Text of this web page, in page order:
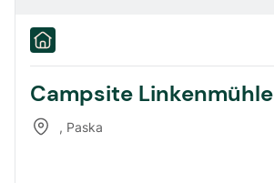
Campsite Linkenmühle
, Paska